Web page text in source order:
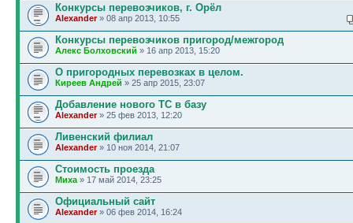
Конкурсы перевозчиков, г. Орёл
Alexander» 08 апр 2013, 10:55
Конкурсы перевозчиков пригород/межгород
Алекс Болховский » 16 апр 2013, 15:20
О пригородных перевозках в целом.
Киреев Андрей » 25 апр 2015, 23:07
Добавление нового ТС в базу
Alexander» 25 фев 2013, 12:20
Ливенский филиал
Alexander» 10 ноя 2014, 21:07
Стоимость проезда
Миха » 17 май 2014, 23:25
Официальный сайт
Alexander» 06 фев 2014, 16:24